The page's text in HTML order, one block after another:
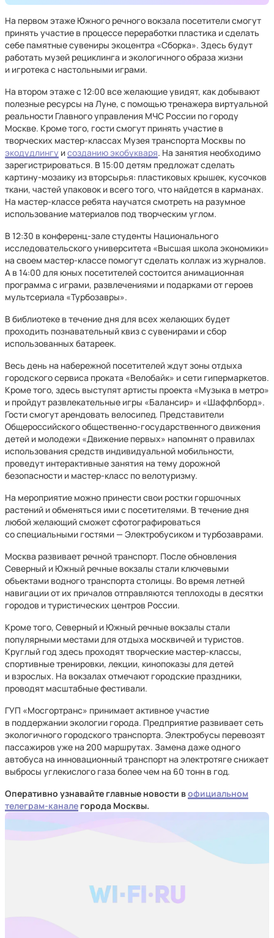
На первом этаже Южного речного вокзала посетители смогут
принять участие в процессе переработки пластика и сделать
себе памятные сувениры экоцентра «Сборка». Здесь будут
работать музей рециклинга и экологичного образа жизни
и игротека с настольными играми.
На втором этаже с 12:00 все желающие увидят, как добывают
полезные ресурсы на Луне, с помощью тренажера виртуальной
реальности Главного управления МЧС России по городу
Москве. Кроме того, гости смогут принять участие в
творческих мастер-классах Музея транспорта Москвы по
экодудлингу исозданию экобукваря. На занятия необходимо
зарегистрироваться. В 15:00 детям предложат сделать
картину-мозаику из вторсырья: пластиковых крышек, кусочков
ткани, частей упаковок и всего того, что найдется в карманах.
На мастер-классе ребята научатся смотреть на разумное
использование материалов под творческим углом.
В 12:30 в конференц-зале студенты Национального
исследовательского университета «Высшая школа экономики»
на своем мастер-классе помогут сделать коллаж из журналов.
А в 14:00 для юных посетителей состоится анимационная
программа с играми, развлечениями и подарками от героев
мультсериала «Турбозавры».
В библиотеке в течение дня для всех желающих будет
проходить познавательный квиз с сувенирами и сбор
использованных батареек.
Весь день на набережной посетителей ждут зоны отдыха
городского сервиса проката «Велобайк» и сети гипермаркетов.
Кроме того, здесь выступят артисты проекта «Музыка в метро»
и пройдут развлекательные игры «Балансир» и «Шаффлборд».
Гости смогут арендовать велосипед. Представители
Общероссийского общественно-государственного движения
детей и молодежи «Движение первых» напомнят о правилах
использования средств индивидуальной мобильности,
проведут интерактивные занятия на тему дорожной
безопасности и мастер-класс по велотуризму.
На мероприятие можно принести свои ростки горшочных
растений и обменяться ими с посетителями. В течение дня
любой желающий сможет сфотографироваться
со специальными гостями — Электробусиком и турбозаврами.
Москва развивает речной транспорт. После обновления
Северный и Южный речные вокзалы стали ключевыми
объектами водного транспорта столицы. Во время летней
навигации от их причалов отправляются теплоходы в десятки
городов и туристических центров России.
Кроме того, Северный и Южный речные вокзалы стали
популярными местами для отдыха москвичей и туристов.
Круглый год здесь проходят творческие мастер-классы,
спортивные тренировки, лекции, кинопоказы для детей
и взрослых. На вокзалах отмечают городские праздники,
проводят масштабные фестивали.
ГУП «Мосгортранс» принимает активное участие
в поддержании экологии города. Предприятие развивает сеть
экологичного городского транспорта. Электробусы перевозят
пассажиров уже на 200 маршрутах. Замена даже одного
автобуса на инновационный транспорт на электротяге снижает
выбросы углекислого газа более чем на 60 тонн в год.
Оперативно узнавайте главные новости вофициальном
телеграм-канале города Москвы.